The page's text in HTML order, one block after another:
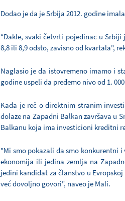
Dodao je da je Srbija 2012. godine
“Dakle, svaki četvrti pojedinac u
8,8 ili 8,9 odsto, zavisno od kvartala",
Naglasio je da istovremeno imamo i
godine uspeli da pređemo nivo od 1.
Kada je reč o direktnim stranim
dolaze na Zapadni Balkan završava u
Balkanu koja ima investicioni kreditni
"Mi smo pokazali da smo konkurentni
ekonomija ili jedina zemlja na
jedini kandidat za članstvo u
već dovoljno govori", naveo je Mali.